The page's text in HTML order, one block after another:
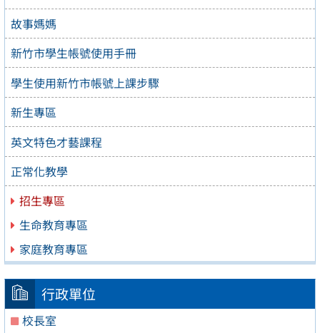
故事媽媽
新竹市學生帳號使用手冊
學生使用新竹市帳號上課步驟
新生專區
英文特色才藝課程
正常化教學
招生專區
生命教育專區
家庭教育專區
行政單位
校長室